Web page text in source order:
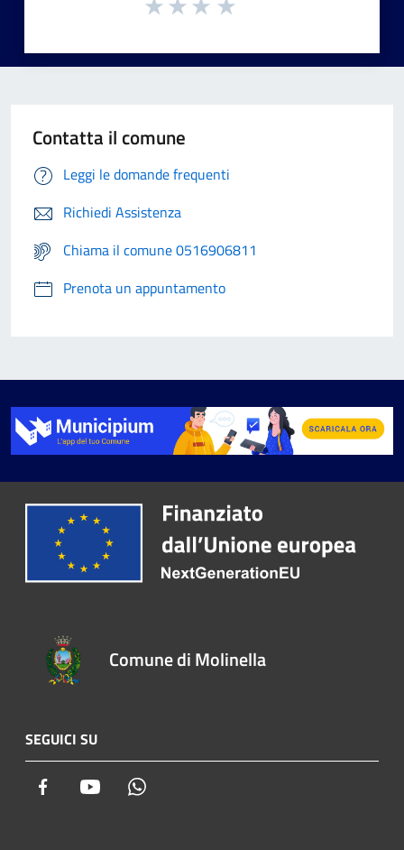
Contatta il comune
Leggi le domande frequenti
Richiedi Assistenza
Chiama il comune 0516906811
Prenota un appuntamento
Comune di Molinella
SEGUICI SU
Facebook Youtube